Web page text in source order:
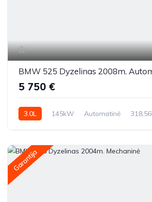
BMW 525 Dyzelinas 2008m.
5 750 €
3.0L 145kW Automatinė
Garantija